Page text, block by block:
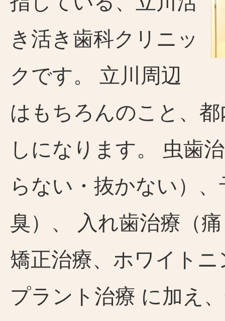
き活き歯科クリニッ
クです。 立川周辺
はもちろんのこと、
しになります。 虫歯
らない・抜かない）
臭）、 入れ歯治療（
矯正治療、ホワイト
プラント治療 に加え